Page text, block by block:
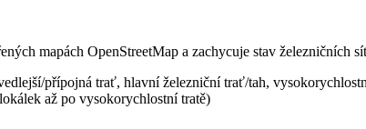
mapách OpenStreetMap a zachycuje stav
přípojná trať, hlavní železniční trať/tah,
až po vysokorychlostní tratě)